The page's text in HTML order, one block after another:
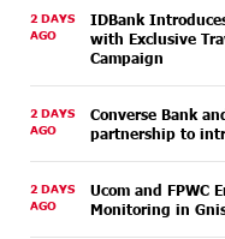
2 DAYS
AGO
IDBank
with Exclusive
Campaign
2 DAYS
AGO
Converse Bank
partnership to
2 DAYS
AGO
Ucom and FPWC
Monitoring in